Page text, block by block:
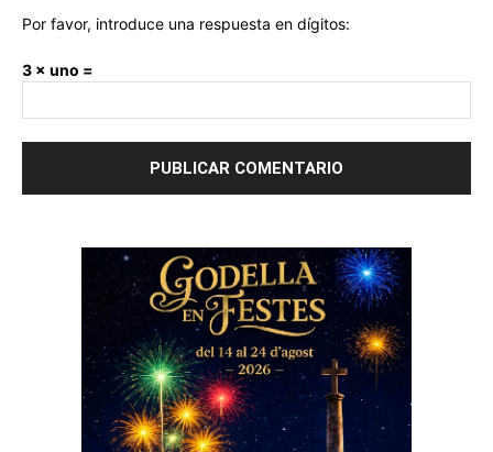
Por favor, introduce una respuesta en dígitos:
3 × uno =